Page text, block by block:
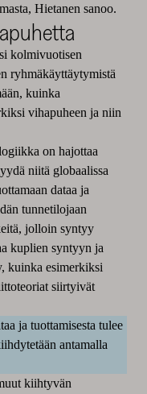
Hietanen sanoo.
kolmivuotisen
ryhmäkäyttäytymistä
kuinka
vihapuheen ja niin
on hajottaa
niitä globaalissa
dataa ja
tunnetilojaan
jolloin syntyy
kuplien syntyyn ja
kuinka esimerkiksi
siirtyivät
ja tuottamisesta tulee
antamalla
kiihtyvän